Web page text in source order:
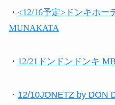
・ <12/16予定>ドンキホー
MUNAKATA
・ 12/21ドンドンドンキ
・ 12/10JONETZ by DON